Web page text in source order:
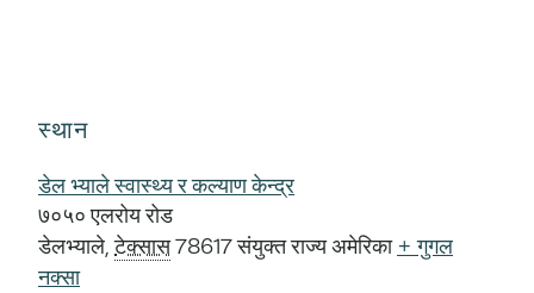
स्थान
डेल भ्याले स्वास्थ्य र कल्याण केन्द्र
७०५० एलरोय रोड
डेलभ्याले, टेक्सास78617संयुक्त राज्य अमेरिका + गुगल
नक्सा